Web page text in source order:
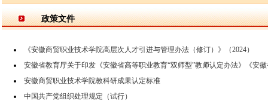
政策文件
《安徽商贸职业技术学院高层次人才引进与管理办法（修订）》（2024）
安徽省教育厅关于印发《安徽省高等职业教育“双师型”教师认定办法》《安徽
安徽商贸职业技术学院教科研成果认定标准
中国共产党组织处理规定（试行）